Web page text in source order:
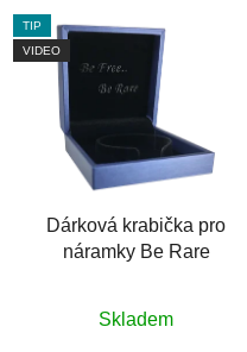
TIP
VIDEO
Dárková krabička pro
náramky Be Rare
hodnocení
Skladem